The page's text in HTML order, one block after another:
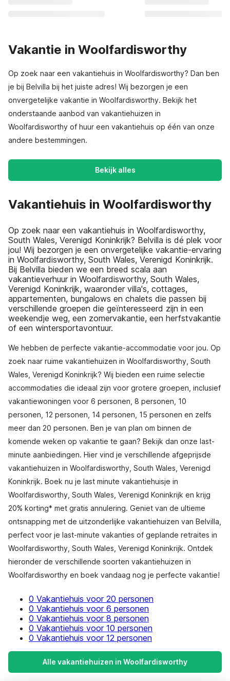
Vakantie in Woolfardisworthy
Op zoek naar een vakantiehuis in Woolfardisworthy? Dan ben
je bij Belvilla bij het juiste adres! Wij bezorgen je een
onvergetelijke vakantie in Woolfardisworthy. Bekijk het
onderstaande aanbod van vakantiehuizen in
Woolfardisworthy of huur een vakantiehuis op één van onze
andere bestemmingen.
Bekijk alles
Vakantiehuis in Woolfardisworthy
Op zoek naar een vakantiehuis in Woolfardisworthy,
South Wales, Verenigd Koninkrijk? Belvilla is dé plek voor
jou! Wij bezorgen je een onvergetelijke vakantie-ervaring
in Woolfardisworthy, South Wales, Verenigd Koninkrijk.
Bij Belvilla bieden we een breed scala aan
vakantieverhuur in Woolfardisworthy, South Wales,
Verenigd Koninkrijk, waaronder villa's, cottages,
appartementen, bungalows en chalets die passen bij
verschillende groepen die geïnteresseerd zijn in een
weekendje weg, een zomervakantie, een herfstvakantie
of een wintersportavontuur.
We hebben de perfecte vakantie-accommodatie voor jou. Op
zoek naar ruime vakantiehuizen in Woolfardisworthy, South
Wales, Verenigd Koninkrijk? Wij bieden een ruime selectie
accommodaties die ideaal zijn voor grotere groepen, inclusief
vakantiewoningen voor 6 personen, 8 personen, 10
personen, 12 personen, 14 personen, 15 personen en zelfs
meer dan 20 personen. Ben je van plan om binnen de
komende weken op vakantie te gaan? Bekijk dan onze last-
minute aanbiedingen. Hier vind je verschillende afgeprijsde
vakantiehuizen in Woolfardisworthy, South Wales, Verenigd
Koninkrijk. Boek nu je last minute vakantiehuisje in
Woolfardisworthy, South Wales, Verenigd Koninkrijk en krijg
20% korting* met gratis annulering. Geniet van de ultieme
ontsnapping met de uitzonderlijke vakantiehuizen van Belvilla,
perfect voor je last-minute vakanties of geplande retraites in
Woolfardisworthy, South Wales, Verenigd Koninkrijk. Ontdek
hieronder de verschillende soorten vakantiehuizen in
Woolfardisworthy en boek vandaag nog je perfecte vakantie!
0 Vakantiehuis voor 20 personen
0 Vakantiehuis voor 6 personen
0 Vakantiehuis voor 8 personen
0 Vakantiehuis voor 10 personen
0 Vakantiehuis voor 12 personen
Alle vakantiehuizen in Woolfardisworthy